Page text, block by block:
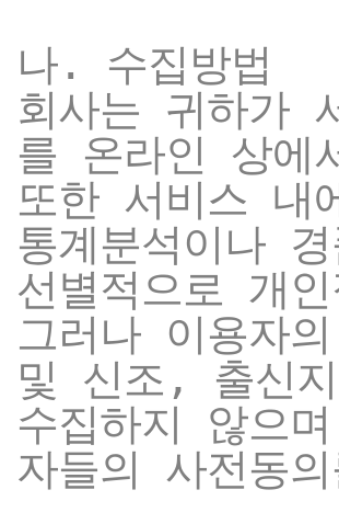
나. 수집방법
회사는 귀하가
를 온라인 상에
또한 서비스 내
통계분석이나
선별적으로 개
그러나 이용자
및 신조, 출신
수집하지 않으
자들의 사전동